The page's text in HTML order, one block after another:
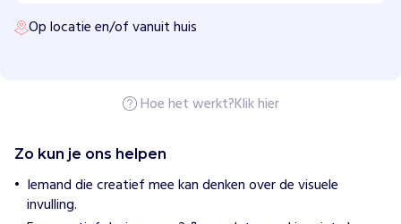
s
h
l
p
e
Op locatie en/of vanuit huis
Hoe het werkt?Klik hier
Zo kun je ons helpen
Iemand die creatief mee kan denken over de visuele
invulling.